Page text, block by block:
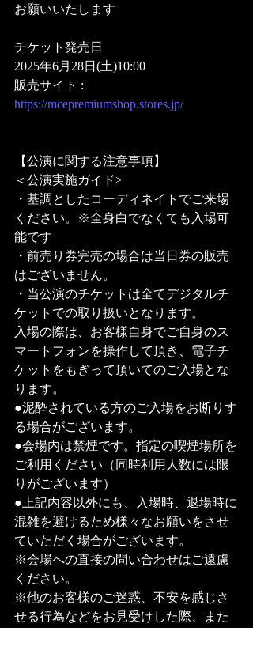
お願いいたします
チケット発売日
2025年6月28日(土)10:00
販売サイト :
https://mcepremiumshop.stores.jp/
【公演に関する注意事項】
＜公演実施ガイド>
・基調としたコーディネイトでご来場
ください。※全身白でなくても入場可
能です
・前売り券完売の場合は当日券の販売
はございません。
・当公演のチケットは全てデジタルチ
ケットでの取り扱いとなります。
入場の際は、お客様自身でご自身のス
マートフォンを操作して頂き、電子チ
ケットをもぎって頂いてのご入場とな
ります。
●泥酔されている方のご入場をお断りす
る場合がございます。
●会場内は禁煙です。指定の喫煙場所を
ご利用ください（同時利用人数には限
りがございます）
●上記内容以外にも、入場時、退場時に
混雑を避けるため様々なお願いをさせ
ていただく場合がございます。
※会場への直接の問い合わせはご遠慮
ください。
※他のお客様のご迷惑、不安を感じさ
せる行為などをお見受けした際、また